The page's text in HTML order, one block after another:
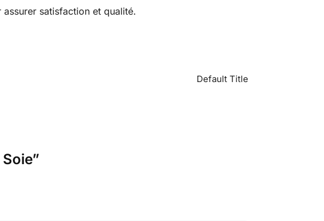
satisfaction et qualité.
Default Title